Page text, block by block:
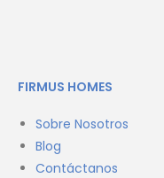
FIRMUS HOMES
Sobre Nosotros
Blog
Contáctanos